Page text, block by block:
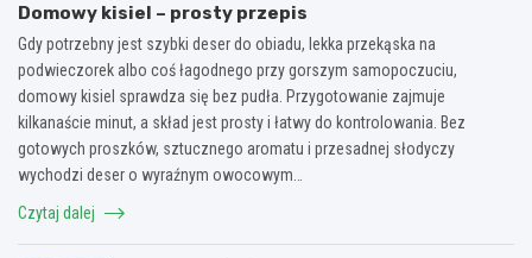
Domowy kisiel – prosty przepis
Gdy potrzebny jest szybki deser do obiadu, lekka przekąska na
podwieczorek albo coś łagodnego przy gorszym samopoczuciu,
domowy kisiel sprawdza się bez pudła. Przygotowanie zajmuje
kilkanaście minut, a skład jest prosty i łatwy do kontrolowania. Bez
gotowych proszków, sztucznego aromatu i przesadnej słodyczy
wychodzi deser o wyraźnym owocowym…
Czytaj dalej